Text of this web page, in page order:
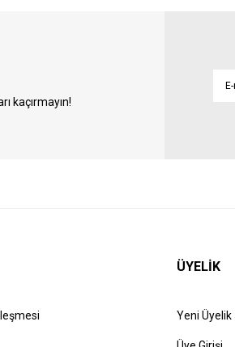
kaçırmayın!
ÜYELİK
Yeni Üyelik